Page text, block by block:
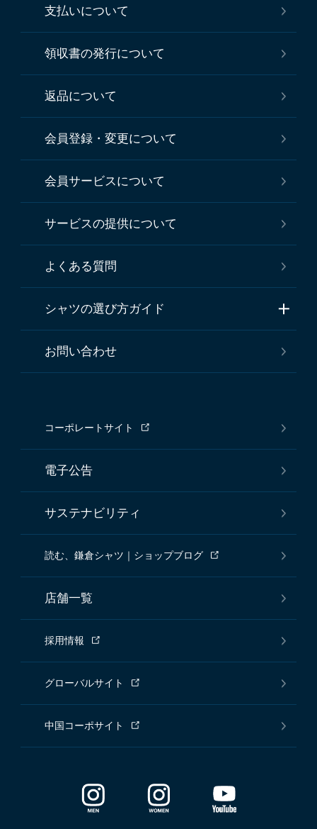
支払いについて
領収書の発行について
返品について
会員登録・変更について
会員サービスについて
サービスの提供について
よくある質問
シャツの選び方ガイド
お問い合わせ
コーポレートサイト
電子公告
サステナビリティ
読む、鎌倉シャツ｜ショップブログ
店舗一覧
採用情報
グローバルサイト
中国コーポサイト